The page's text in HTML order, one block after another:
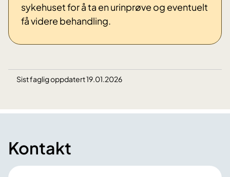
sykehuset for å ta en urinprøve og eventuelt
få videre behandling.
Sist faglig oppdatert 19.01.2026
Kontakt